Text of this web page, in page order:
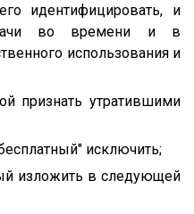
идентифицировать, и
во времени и в
использования и
признать утратившими
исключить;
изложить в следующей